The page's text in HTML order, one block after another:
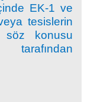
EK-1 ve
tesislerin
söz konusu